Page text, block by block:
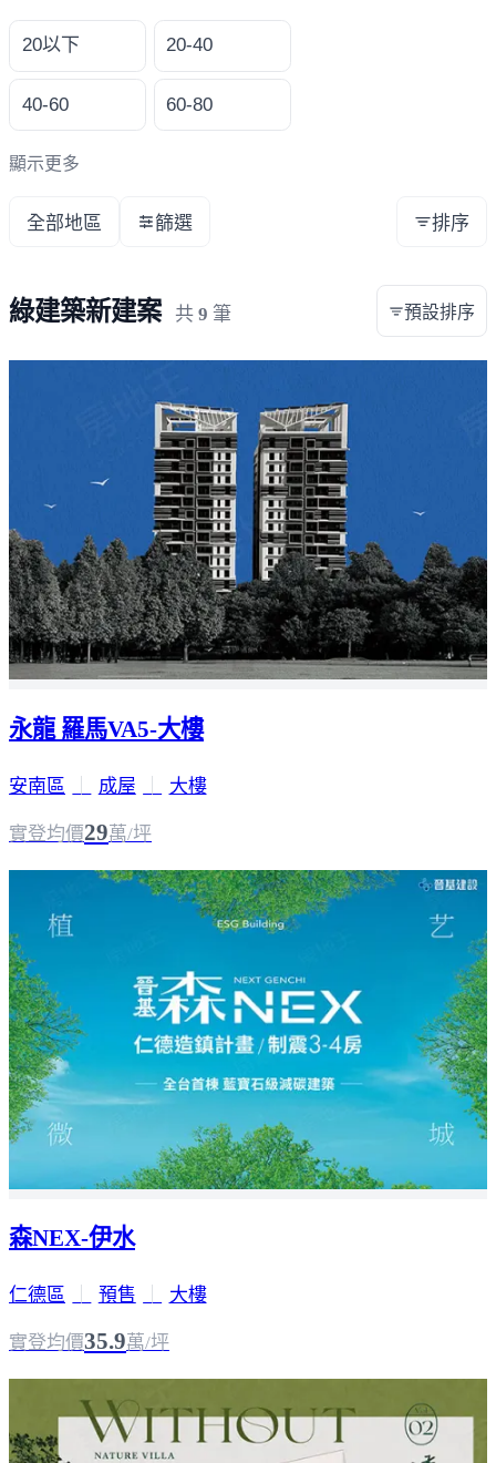
20以下 20-40
40-60 60-80
顯示更多
全部地區 篩選 排序
綠建築新建案 共 9 筆 預設排序
永龍 羅馬VA5-大樓
安南區 成屋 大樓
實登均價29萬/坪
森NEX-伊水
仁德區 預售 大樓
實登均價35.9萬/坪